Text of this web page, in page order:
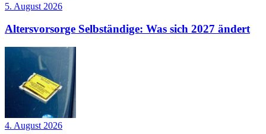
5. August 2026
Altersvorsorge Selbständige: Was sich 2027 ändert
4. August 2026